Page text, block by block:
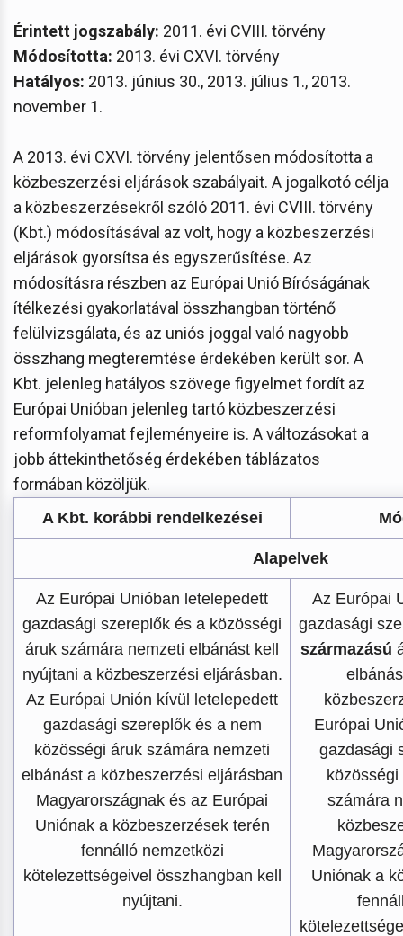
Érintett jogszabály: 2011. évi CVIII. törvény
Módosította: 2013. évi CXVI. törvény
Hatályos: 2013. június 30., 2013. július 1., 2013.
november 1.
A 2013. évi CXVI. törvény jelentősen módosította a
közbeszerzési eljárások szabályait. A jogalkotó célja
a közbeszerzésekről szóló 2011. évi CVIII. törvény
(Kbt.) módosításával az volt, hogy a közbeszerzési
eljárások gyorsítsa és egyszerűsítése. Az
módosításra részben az Európai Unió Bíróságának
ítélkezési gyakorlatával összhangban történő
felülvizsgálata, és az uniós joggal való nagyobb
összhang megteremtése érdekében került sor. A
Kbt. jelenleg hatályos szövege figyelmet fordít az
Európai Unióban jelenleg tartó közbeszerzési
reformfolyamat fejleményeire is. A változásokat a
jobb áttekinthetőség érdekében táblázatos
formában közöljük.
A Kbt. korábbi rendelkezései
Alapelvek
Az Európai Unióban letelepedett
gazdasági szereplők és a közösségi
áruk számára nemzeti elbánást kell
nyújtani a közbeszerzési eljárásban.
Az Európai Unión kívül letelepedett
gazdasági szereplők és a nem
közösségi áruk számára nemzeti
elbánást a közbeszerzési eljárásban
Magyarországnak és az Európai
Uniónak a közbeszerzések terén
fennálló nemzetközi
kötelezettségeivel összhangban kell
nyújtani.
Az Európai
gazdasági
származású
Európai
gazdasági
közösségi
számára
Uniónak a